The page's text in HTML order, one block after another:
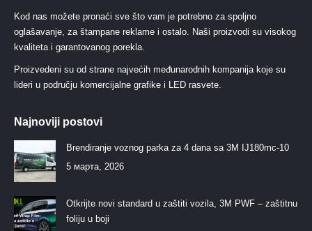
Kod nas možete pronaći sve što vam je potrebno za spoljno
oglašavanje, za štampane reklame i ostalo. Naši proizvodi su visokog
kvaliteta i garantovanog porekla.
Proizvedeni su od strane najvećih međunarodnih kompanija koje su
lideri u području komercijalne grafike i LED rasvete.
Najnoviji postovi
Brendiranje voznog parka za 4 dana sa 3M IJ180mc-10
5 марта, 2026
Otkrijte novi standard u zaštiti vozila, 3M PWF – zaštitnu
foliju u boji